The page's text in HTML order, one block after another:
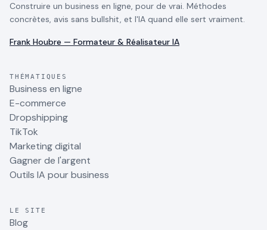
Construire un business en ligne, pour de vrai. Méthodes
concrètes, avis sans bullshit, et l'IA quand elle sert vraiment.
Frank Houbre — Formateur & Réalisateur IA
THÉMATIQUES
Business en ligne
E-commerce
Dropshipping
TikTok
Marketing digital
Gagner de l'argent
Outils IA pour business
LE SITE
Blog